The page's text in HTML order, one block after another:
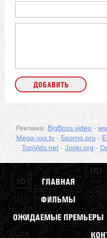
Реклама: BigBoss.video -
Mega-xxx.tv - 5porno.pro -
TopVids.net - Jopki.org -
ГЛАВНАЯ
ФИЛЬМЫ
ОЖИДАЕМЫЕ ПРЕМЬЕРЫ